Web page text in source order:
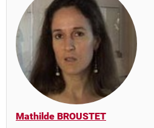
Mathilde BROUSTET